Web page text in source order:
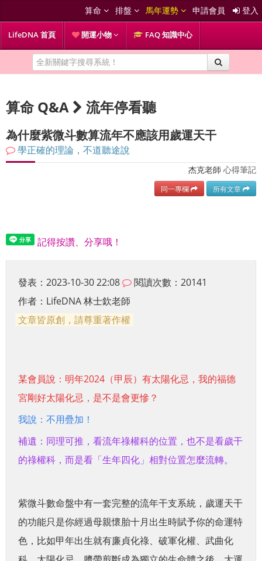
算命 排盤 馬年運勢 申請會員 登入
LifeDNA 首頁 開運小物 FAQ 知識中心
算命 Q&A 流年停看聽
為什麼紫微斗數算流年不應該用歲運天干
學正確的理論，不道聽途說
杰克老師 心得筆記
同一專欄 所有文章
記得按讚、分享哦！
發表：2023-10-30 22:08
閱讀次數：20141
作者： LifeDNA 林士欽老師
文章皆原創，請尊重著作權
某會員說：明年2024（甲辰）有太陽化忌，我的福德
宮剛好太陽化忌，是不是會更慘？
我說：不用疊加！
補遺：同理可推，看流年祿權科的位置，也不是看歲干
的祿權科， 而是看「生年四化」相對位置怎麼流轉。
紫微斗數命盤中有一套完整的流年干支系統，歲運天干
的功能只是你經過母親懷胎十月出生時賦予你的命運特
色，比如甲年出生就有廉貞化祿、破軍化權、武曲化